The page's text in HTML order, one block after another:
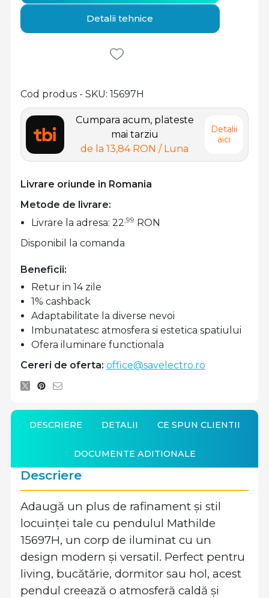
Cumpara acum, plateste
mai tarziu
de la 13,84 RON / Luna
Detalii
aici
Livrare oriunde in Romania
Cod produs - SKU 15697H
Metode de livrare:
Livrare la adresa: 22,99 RON
Disponibil la comanda
Detalii tehnice
Beneficii:
Retur in 14 zile
1% cashback
Adaptabilitate la diverse nevoi
Imbunatatesc atmosfera si estetica spatiului
Ofera iluminare functionala
Cereri de oferta: office@savelectro.ro
DESCRIERE DETALII CE SPUN CLIENTII
DOCUMENTE ADITIONALE
Descriere
Adaugă un plus de rafinament și stil
locuinței tale cu pendulul Mathilde
15697H, un corp de iluminat cu un
design modern și versatil. Perfect pentru
living, bucătărie, dormitor sau hol, acest
pendul creează o atmosferă caldă și